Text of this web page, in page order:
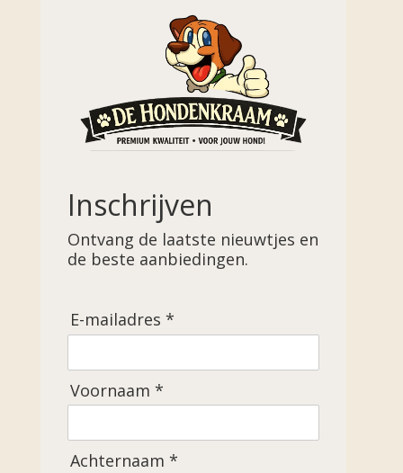
Inschrijven
Ontvang de laatste nieuwtjes en
de beste aanbiedingen.
E-mailadres *
Voornaam *
Achternaam *